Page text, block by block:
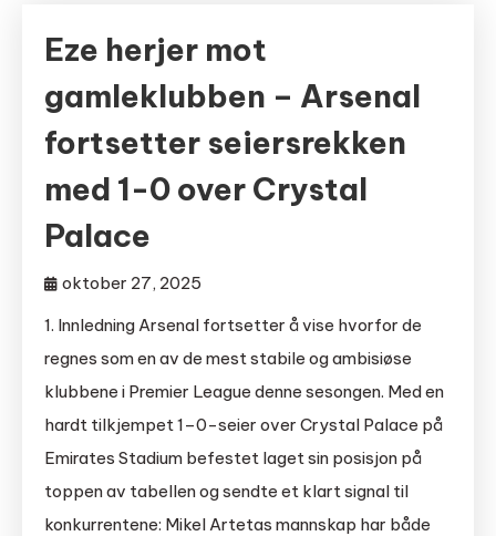
Eze herjer mot
gamleklubben – Arsenal
fortsetter seiersrekken
med 1-0 over Crystal
Palace
oktober 27, 2025
1. Innledning Arsenal fortsetter å vise hvorfor de
regnes som en av de mest stabile og ambisiøse
klubbene i Premier League denne sesongen. Med en
hardt tilkjempet 1–0-seier over Crystal Palace på
Emirates Stadium befestet laget sin posisjon på
toppen av tabellen og sendte et klart signal til
konkurrentene: Mikel Artetas mannskap har både